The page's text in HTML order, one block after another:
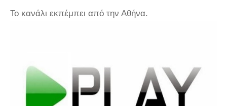
Το κανάλι εκπέμπει από την Αθήνα.